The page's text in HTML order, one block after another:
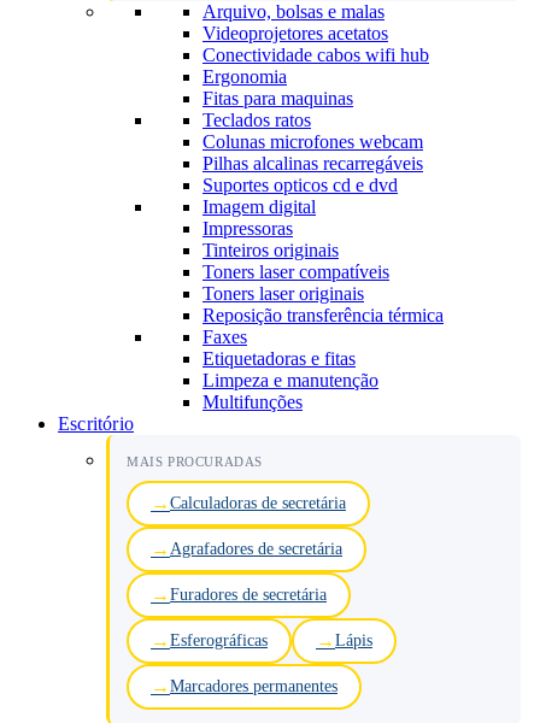
Arquivo, bolsas e malas
Videoprojetores acetatos
Conectividade cabos wifi hub
Ergonomia
Fitas para maquinas
Teclados ratos
Colunas microfones webcam
Pilhas alcalinas recarregáveis
Suportes opticos cd e dvd
Imagem digital
Impressoras
Tinteiros originais
Toners laser compatíveis
Toners laser originais
Reposição transferência térmica
Faxes
Etiquetadoras e fitas
Limpeza e manutenção
Multifunções
Escritório
MAIS PROCURADAS
Calculadoras de secretária
Agrafadores de secretária
Furadores de secretária
Esferográficas Lápis
Marcadores permanentes